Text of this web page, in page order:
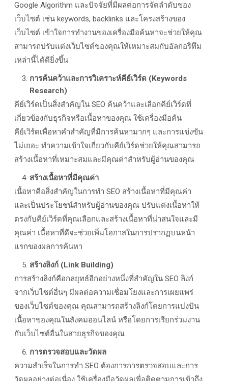
Google Algorithm และปัจจัยที่มีผลต่อการจัดลำดับของ
เว็บไซต์ เช่น keywords, backlinks และโครงสร้างของ
เว็บไซต์ เข้าใจการทำงานของเครื่องมือค้นหาจะช่วยให้คุณ
สามารถปรับแต่งเว็บไซต์ของคุณให้เหมาะสมกับอัลกอริทึม
เหล่านี้ได้ดียิ่งขึ้น
การค้นคว้าและการวิเคราะห์คีย์เวิร์ด (Keywords
Research)
คีย์เวิร์ดเป็นสิ่งสำคัญใน SEO ค้นคว้าและเลือกคีย์เวิร์ดที่
เกี่ยวข้องกับธุรกิจหรือเนื้อหาของคุณ ใช้เครื่องมือค้น
คีย์เวิร์ดเพื่อหาคำสำคัญที่มีการค้นหามากๆ และการแข่งขัน
ไม่เยอะ ทำความเข้าใจเกี่ยวกับคีย์เวิร์ดช่วยให้คุณสามารถ
สร้างเนื้อหาที่เหมาะสมและมีคุณค่าสำหรับผู้อ่านของคุณ
สร้างเนื้อหาที่มีคุณค่า
เนื้อหาคือสิ่งสำคัญในการทำ SEO สร้างเนื้อหาที่มีคุณค่า
และเป็นประโยชน์สำหรับผู้อ่านของคุณ ปรับแต่งเนื้อหาให้
ตรงกับคีย์เวิร์ดที่คุณเลือกและสร้างเนื้อหาที่น่าสนใจและมี
คุณค่า เนื้อหาที่ดีจะช่วยเพิ่มโอกาสในการปรากฏบนหน้า
แรกของผลการค้นหา
สร้างลิงก์ (Link Building)
การสร้างลิงก์คือกลยุทธ์อีกอย่างหนึ่งที่สำคัญใน SEO ลิงก์
จากเว็บไซต์อื่นๆ มีผลต่อความเชื่อมโยงและการเผยแพร่
ของเว็บไซต์ของคุณ คุณสามารถสร้างลิงก์โดยการแบ่งปัน
เนื้อหาของคุณในสังคมออนไลน์ หรือโดยการเรียกร่วมงาน
กับเว็บไซต์อื่นในสายธุรกิจของคุณ
การตรวจสอบและวัดผล
ความสำเร็จในการทำ SEO ต้องการการตรวจสอบและการ